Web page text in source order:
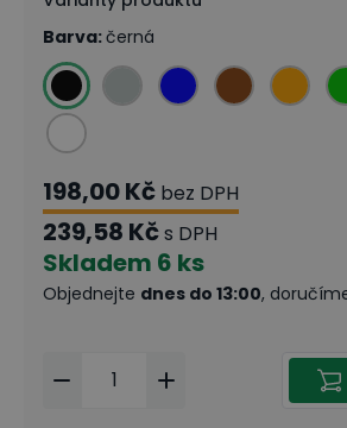
Barva:černá
198,00 Kč bez DPH
239,58 Kčs DPH
Skladem 6 ks
Objednejte dnes do 13:00,